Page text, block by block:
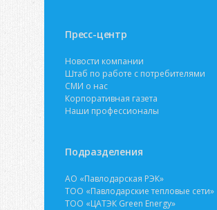
Пресс-центр
Новости компании
Штаб по работе с потребителями
СМИ о нас
Корпоративная газета
Наши профессионалы
Подразделения
АО «Павлодарская РЭК»
ТОО «Павлодарские тепловые сети»
ТОО «ЦАТЭК Green Energy»